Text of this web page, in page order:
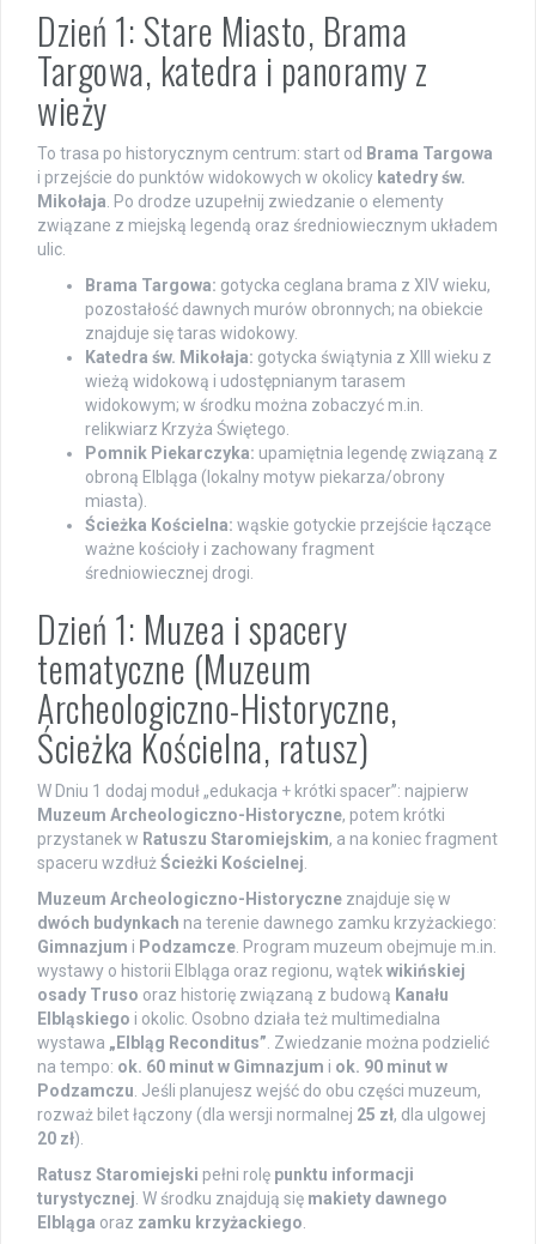
Dzień 1: Stare Miasto, Brama
Targowa, katedra i panoramy z
wieży
To trasa po historycznym centrum: start od Brama Targowa
i przejście do punktów widokowych w okolicy katedry św.
Mikołaja . Po drodze uzupełnij zwiedzanie o elementy
związane z miejską legendą oraz średniowiecznym układem
ulic.
Brama Targowa: gotycka ceglana brama z XIV wieku,
pozostałość dawnych murów obronnych; na obiekcie
znajduje się taras widokowy.
Katedra św. Mikołaja: gotycka świątynia z XIII wieku z
wieżą widokową i udostępnianym tarasem
widokowym; w środku można zobaczyć m.in.
relikwiarz Krzyża Świętego.
Pomnik Piekarczyka: upamiętnia legendę związaną z
obroną Elbląga (lokalny motyw piekarza/obrony
miasta).
Ścieżka Kościelna: wąskie gotyckie przejście łączące
ważne kościoły i zachowany fragment
średniowiecznej drogi.
Dzień 1: Muzea i spacery
tematyczne (Muzeum
Archeologiczno-Historyczne,
Ścieżka Kościelna, ratusz)
W Dniu 1 dodaj moduł „edukacja + krótki spacer”: najpierw
Muzeum Archeologiczno-Historyczne, potem krótki
przystanek w Ratuszu Staromiejskim, a na koniec fragment
spaceru wzdłuż Ścieżki Kościelnej
Muzeum Archeologiczno-Historyczne znajduje się w
dwóch budynkach na terenie dawnego zamku krzyżackiego:
Gimnazjum i Podzamcze . Program muzeum obejmuje m.in.
wystawy o historii Elbląga oraz regionu, wątek wikińskiej
osady Truso oraz historię związaną z budową Kanału
Elbląskiego i okolic. Osobno działa też multimedialna
wystawa „Elbląg Reconditus” . Zwiedzanie można podzielić
na tempo: ok. 60 minut w Gimnazjum i ok. 90 minut w
Podzamczu . Jeśli planujesz wejść do obu części muzeum,
rozważ bilet łączony (dla wersji normalnej 25 zł, dla ulgowej
20 zł).
Ratusz Staromiejski pełni rolę punktu informacji
turystycznej . W środku znajdują się makiety dawnego
Elbląga oraz zamku krzyżackiego